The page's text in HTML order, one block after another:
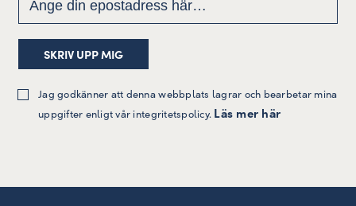
Jag godkänner att denna webbplats lagrar och bearbetar mina
uppgifter enligt vår integritetspolicy. Läs mer här